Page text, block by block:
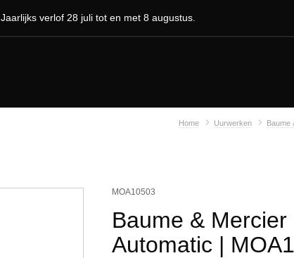
Jaarlijks verlof 28 juli tot en met 8 augustus.
Home Uurwerken Baume
MOA10503
Baume &
Automatic |